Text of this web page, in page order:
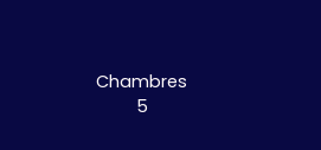
Chambres
5